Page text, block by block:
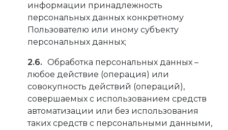
информации принадлежность
персональных данных конкретному
Пользователю или иному субъекту
персональных данных;
Обработка персональных данных –
любое действие (операция) или
совокупность действий (операций),
совершаемых с использованием средств
автоматизации или без использования
таких средств с персональными данными,